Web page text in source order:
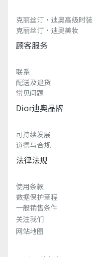
克丽丝汀·迪奥高级时装
克丽丝汀·迪奥美妆
顾客服务
联系
配送及退货
常见问题
Dior迪奥品牌
可持续发展
道德与合规
法律法规
使用条款
数据保护章程
一般销售条件
关注我们
网站地图